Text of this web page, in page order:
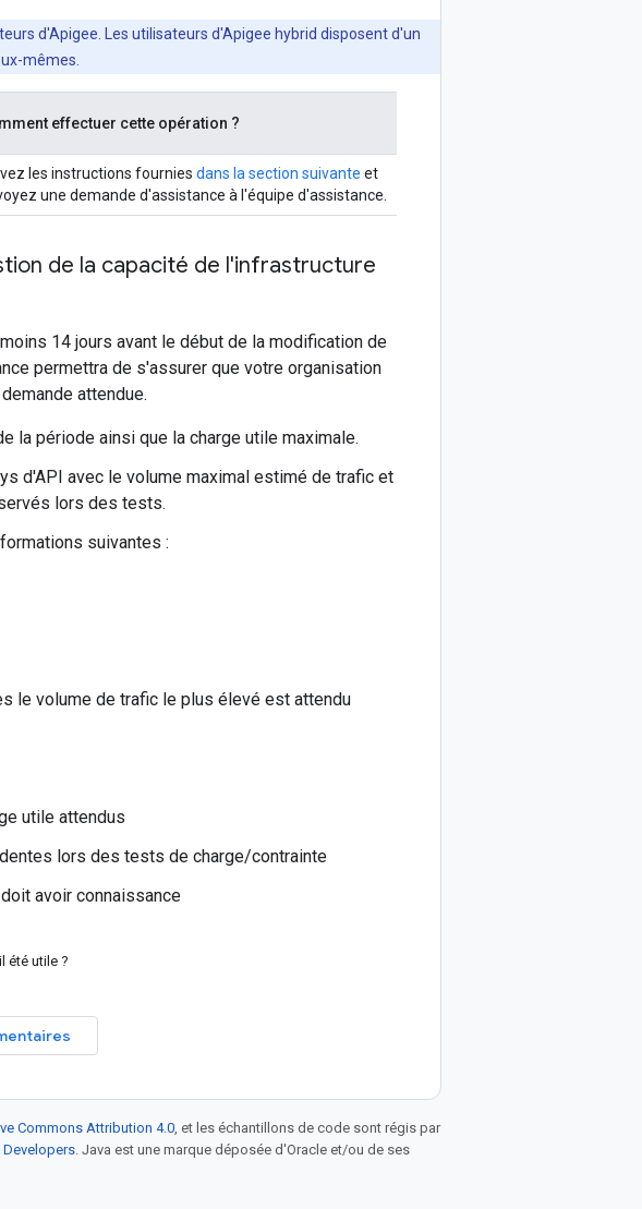
d'Apigee. Les utilisateurs d'Apigee hybrid disposent d'un
mêmes.
effectuer cette opération ?
les instructions fournies dans la section suivante et
une demande d'assistance à l'équipe d'assistance.
de la capacité de l'infrastructure
14 jours avant le début de la modification de
permettra de s'assurer que votre organisation
attendue.
la période ainsi que la charge utile maximale.
d'API avec le volume maximal estimé de trafic et
lors des tests.
suivantes :
le volume de trafic le plus élevé est attendu
utile attendus
lors des tests de charge/contrainte
avoir connaissance
été utile ?
Commons Attribution 4.0, et les échantillons de code sont régis par
. Java est une marque déposée d'Oracle et/ou de ses